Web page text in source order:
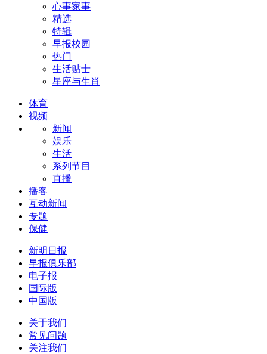
心事家事
精选
特辑
早报校园
热门
生活贴士
星座与生肖
体育
视频
新闻
娱乐
生活
系列节目
直播
播客
互动新闻
专题
保健
新明日报
早报俱乐部
电子报
国际版
中国版
关于我们
常见问题
关注我们